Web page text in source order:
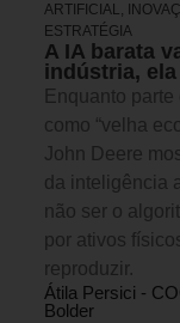
ARTIFICIAL,
ESTRATÉGIA
A IA barata
indústria,
Enquanto
como “velha
John Deere
da inteligência
não ser o
por ativos
reproduzir.
Átila Persici -
Bolder